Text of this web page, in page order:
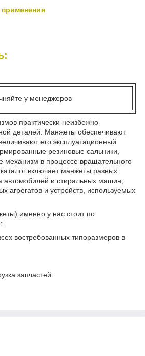
у менеджеров
практически неизбежно
деталей. Манжеты обеспечивают
его эксплуатационный
резиновые сальники,
в процессе вращательного
включает манжеты разных
автомобилей и стиральных машин,
агрегатов и устройств, используемых
именно у нас стоит по
востребованных типоразмеров в
запчастей.